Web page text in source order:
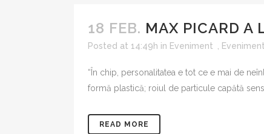
18 FEB. MAX PICARD A
Posted at 14:49h in Eveniment
“În chip, personalitatea e tot ce e mai de
formă plastică; roiul de particule capătă
READ MORE